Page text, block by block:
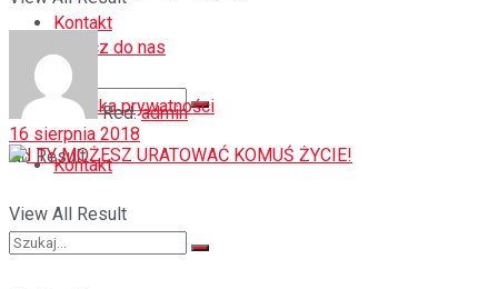
Kontakt
No Result
View All Result
Dołącz do nas
Polityka prywatności
Kontakt
Red. admin
16 sierpnia 2018